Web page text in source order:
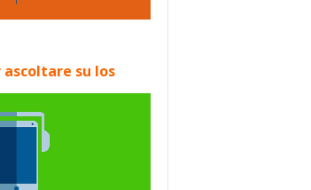
su Ios